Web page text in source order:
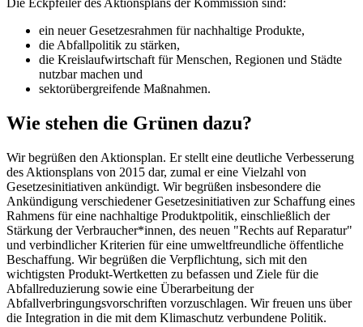
ein neuer Gesetzesrahmen für nachhaltige Produkte,
die Abfallpolitik zu stärken,
die Kreislaufwirtschaft für Menschen, Regionen und Städte
nutzbar machen und
sektorübergreifende Maßnahmen.
Wie stehen die Grünen dazu?
Wir begrüßen den Aktionsplan. Er stellt eine deutliche Verbesserung
des Aktionsplans von 2015 dar, zumal er eine Vielzahl von
Gesetzesinitiativen ankündigt. Wir begrüßen insbesondere die
Ankündigung verschiedener Gesetzesinitiativen zur Schaffung eines
Rahmens für eine nachhaltige Produktpolitik, einschließlich der
Stärkung der Verbraucher*innen, des neuen "Rechts auf Reparatur"
und verbindlicher Kriterien für eine umweltfreundliche öffentliche
Beschaffung. Wir begrüßen die Verpflichtung, sich mit den
wichtigsten Produkt-Wertketten zu befassen und Ziele für die
Abfallreduzierung sowie eine Überarbeitung der
Abfallverbringungsvorschriften vorzuschlagen. Wir freuen uns über
die Integration in die mit dem Klimaschutz verbundene Politik.